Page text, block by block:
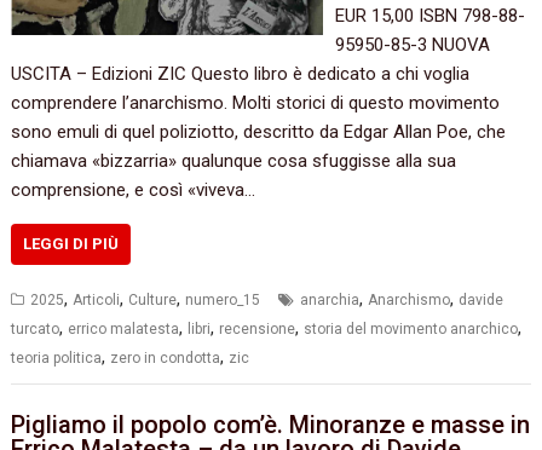
EUR 15,00 ISBN 798-88-
95950-85-3 NUOVA
USCITA – Edizioni ZIC Questo libro è dedicato a chi voglia
comprendere l’anarchismo. Molti storici di questo movimento
sono emuli di quel poliziotto, descritto da Edgar Allan Poe, che
chiamava «bizzarria» qualunque cosa sfuggisse alla sua
comprensione, e così «viveva…
LEGGI DI PIÙ
2025,Articoli, Culture, numero_15 anarchia,Anarchismo, davide
turcato, errico malatesta, libri, recensione, storia del movimento anarchico,
teoria politica, zero in condotta, zic
Pigliamo il popolo com’è. Minoranze e masse in